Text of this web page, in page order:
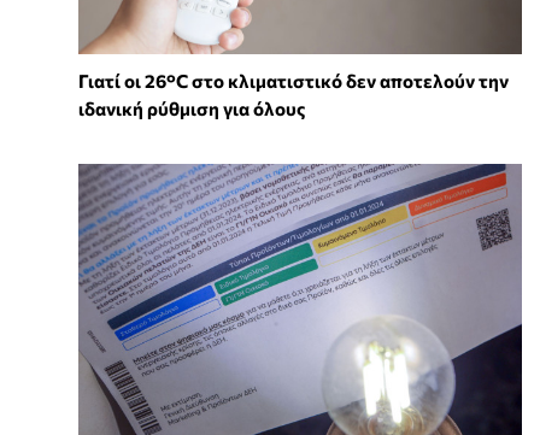
Γιατί οι 26°C στο κλιματιστικό δεν αποτελούν την
ιδανική ρύθμιση για όλους